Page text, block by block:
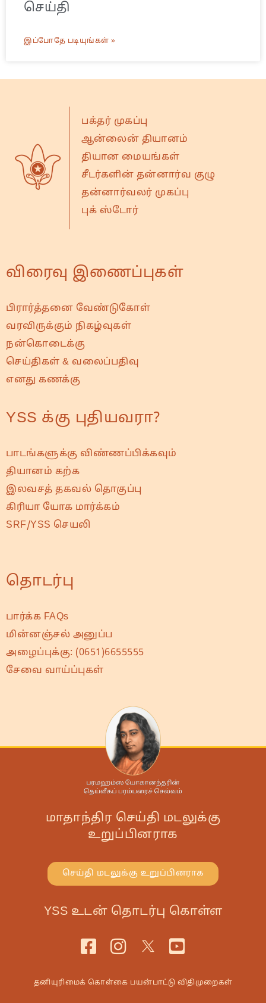
செய்தி
இப்போதே படியுங்கள் »
பக்தர் முகப்பு
ஆன்லைன் தியானம்
தியான மையங்கள்
சீடர்களின் தன்னார்வ குழு
தன்னார்வலர் முகப்பு
புக் ஸ்டோர்
விரைவு இணைப்புகள்
பிரார்த்தனை வேண்டுகோள்
வரவிருக்கும் நிகழ்வுகள்
நன்கொடைக்கு
செய்திகள் & வலைப்பதிவு
எனது கணக்கு
YSS க்கு புதியவரா?
பாடங்களுக்கு விண்ணப்பிக்கவும்
தியானம் கற்க
இலவசத் தகவல் தொகுப்பு
கிரியா யோக மார்க்கம்
SRF/YSS செயலி
தொடர்பு
பார்க்க FAQs
மின்னஞ்சல் அனுப்ப
அழைப்புக்கு: (0651)6655555
சேவை வாய்ப்புகள்
மாதாந்திர செய்தி மடலுக்கு
உறுப்பினராக
செய்தி மடலுக்கு உறுப்பினராக
YSS உடன் தொடர்பு கொள்ள
தனியுரிமைக் கொள்கை பயன்பாட்டு விதிமுறைகள்